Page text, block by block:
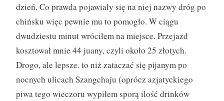
dzień. Co prawda pojawiały się na niej nazwy dróg po
chińsku więc pewnie mu to pomogło. W ciągu
dwudziestu minut wróciłem na miejsce. Przejazd
kosztował mnie 44 juany, czyli około 25 złotych.
Drogo, ale lepsze. to niż zataczać się pijanym po
nocnych ulicach Szangchaju (oprócz azjatyckiego
piwa tego wieczoru wypiłem sporą ilość drinków